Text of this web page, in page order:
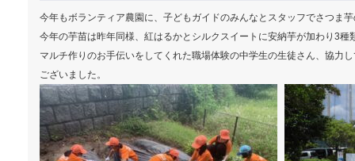
今年もボランティア農園に、子どもガイドのみんなとスタッフでさつま
今年の芋苗は昨年同様、紅はるかとシルクスイートに安納芋が加わり3種
マルチ作りのお手伝いをしてくれた職場体験の中学生の生徒さん、協力
ございました。